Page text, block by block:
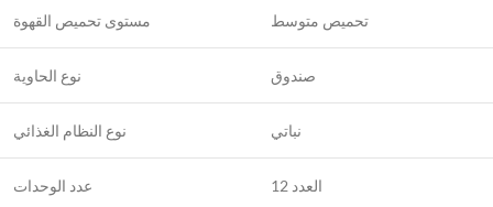
مستوى تحميص القهوة تحميص متوسط
نوع الحاوية صندوق
نوع النظام الغذائي نباتي
عدد الوحدات 12 العدد